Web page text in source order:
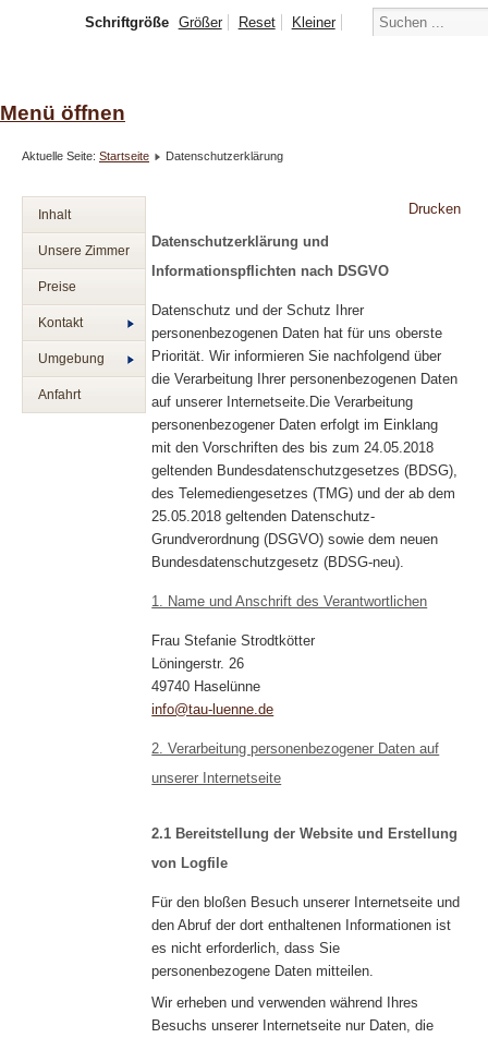
Menü öffnen
Schriftgröße Größer Reset Kleiner
Aktuelle Seite: Startseite Datenschutzerklärung
Inhalt
Unsere Zimmer
Preise
Kontakt
Umgebung
Anfahrt
Drucken
Datenschutzerklärung und
Informationspflichten nach DSGVO
Datenschutz und der Schutz Ihrer
personenbezogenen Daten hat für uns oberste
Priorität. Wir informieren Sie nachfolgend über
die Verarbeitung Ihrer personenbezogenen Daten
auf unserer Internetseite.Die Verarbeitung
personenbezogener Daten erfolgt im Einklang
mit den Vorschriften des bis zum 24.05.2018
geltenden Bundesdatenschutzgesetzes (BDSG),
des Telemediengesetzes (TMG) und der ab dem
25.05.2018 geltenden Datenschutz-
Grundverordnung (DSGVO) sowie dem neuen
Bundesdatenschutzgesetz (BDSG-neu).
1. Name und Anschrift des Verantwortlichen
Frau Stefanie Strodtkötter
Löningerstr. 26
49740 Haselünne
info@tau-luenne.de
2. Verarbeitung personenbezogener Daten auf
unserer Internetseite
2.1 Bereitstellung der Website und Erstellung
von Logfile
Für den bloßen Besuch unserer Internetseite und
den Abruf der dort enthaltenen Informationen ist
es nicht erforderlich, dass Sie
personenbezogene Daten mitteilen.
Wir erheben und verwenden während Ihres
Besuchs unserer Internetseite nur Daten, die